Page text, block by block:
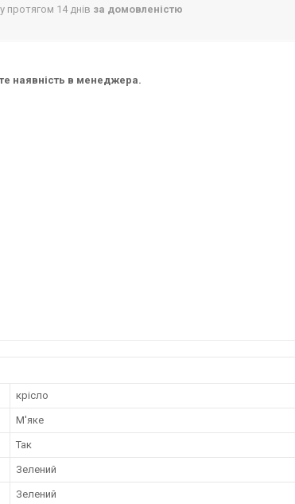
протягом 14 днів за домовленістю
наявність в менеджера.
крісло
М'яке
Так
Зелений
Зелений